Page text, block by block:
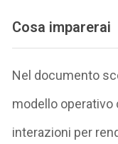
Cosa imparerai
Nel documento
modello operativo
interazioni per